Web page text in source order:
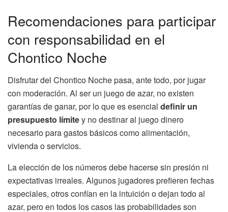
Recomendaciones para participar
con responsabilidad en el
Chontico Noche
Disfrutar del Chontico Noche pasa, ante todo, por jugar
con moderación. Al ser un juego de azar, no existen
garantías de ganar, por lo que es esencial definir un
presupuesto límitey no destinar al juego dinero
necesario para gastos básicos como alimentación,
vivienda o servicios.
La elección de los números debe hacerse sin presión ni
expectativas irreales. Algunos jugadores prefieren fechas
especiales, otros confían en la intuición o dejan todo al
azar, pero en todos los casos las probabilidades son